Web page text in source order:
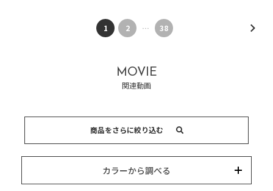
1 2 … 38
MOVIE
関連動画
商品をさらに絞り込む
ブランド
カラーから調べる